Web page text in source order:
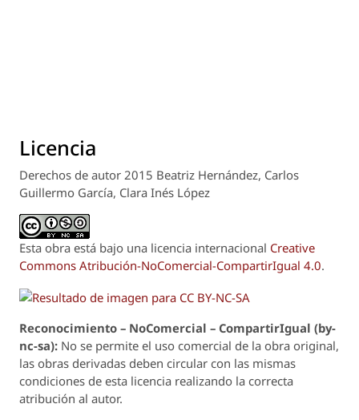
Licencia
Derechos de autor 2015 Beatriz Hernández, Carlos
Guillermo García, Clara Inés López
Esta obra está bajo una licencia internacional Creative
Commons Atribución-NoComercial-CompartirIgual 4.0.
Reconocimiento – NoComercial – CompartirIgual (by-
nc-sa): No se permite el uso comercial de la obra original,
las obras derivadas deben circular con las mismas
condiciones de esta licencia realizando la correcta
atribución al autor.